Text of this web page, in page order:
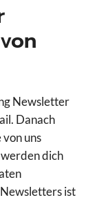
Newsletter
Danach
uns
dich
ist